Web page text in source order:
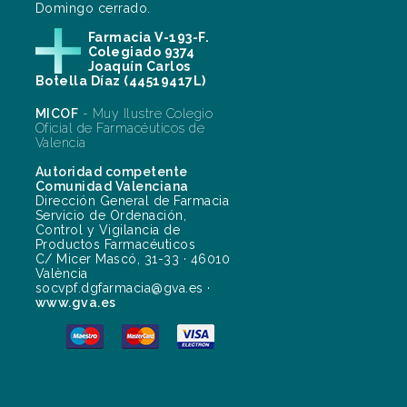
Domingo cerrado.
Farmacia V-193-F.
Colegiado 9374
Joaquín Carlos
Botella Díaz (44519417L)
MICOF - Muy Ilustre Colegio
Oficial de Farmacéuticos de
Valencia
Autoridad competente
Comunidad Valenciana
Dirección General de Farmacia
Servicio de Ordenación,
Control y Vigilancia de
Productos Farmacéuticos
C/ Micer Mascó, 31-33 · 46010
València
socvpf.dgfarmacia@gva.es ·
www.gva.es